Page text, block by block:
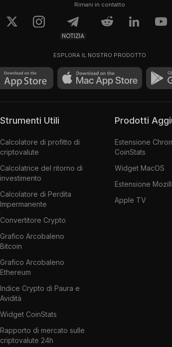
Rimani in contatto
NOTIZIA
ESPLORA IL NOSTRO PRODOTTO
Strumenti Utili
Calcolatore di profitto di
criptovalute
Calcolatrice del ritorno di
investimento
Calcolatore di Perdita
Impermanente
Convertitore Crypto
Grafico Arcobaleno
Bitcoin
Grafico Arcobaleno
Ethereum
Indice Crypto di Paura e
Avidità
Widget CoinStats
Rapporto di mercato sulle
criptovalute 24h
Prodotti
Estensione
CoinStats
Widget MacOS
Estensione
Apple TV